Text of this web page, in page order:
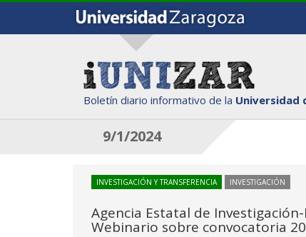
Boletín diario informativo de la Universidad
9/1/2024
INVESTIGACIÓN Y TRANSFERENCIA INVESTIGACIÓN
Agencia Estatal de
Webinario sobre convocatoria